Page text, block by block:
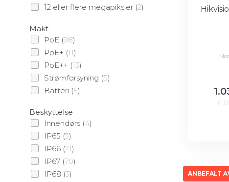
12 eller flere megapiksler (2)
Makt
PoE (98)
PoE+ (11)
PoE++ (13)
Strømforsyning (5)
Batteri (5)
Beskyttelse
Innendørs (4)
IP65 (3)
IP66 (21)
IP67 (70)
IP68 (3)
(
ANBEFALT